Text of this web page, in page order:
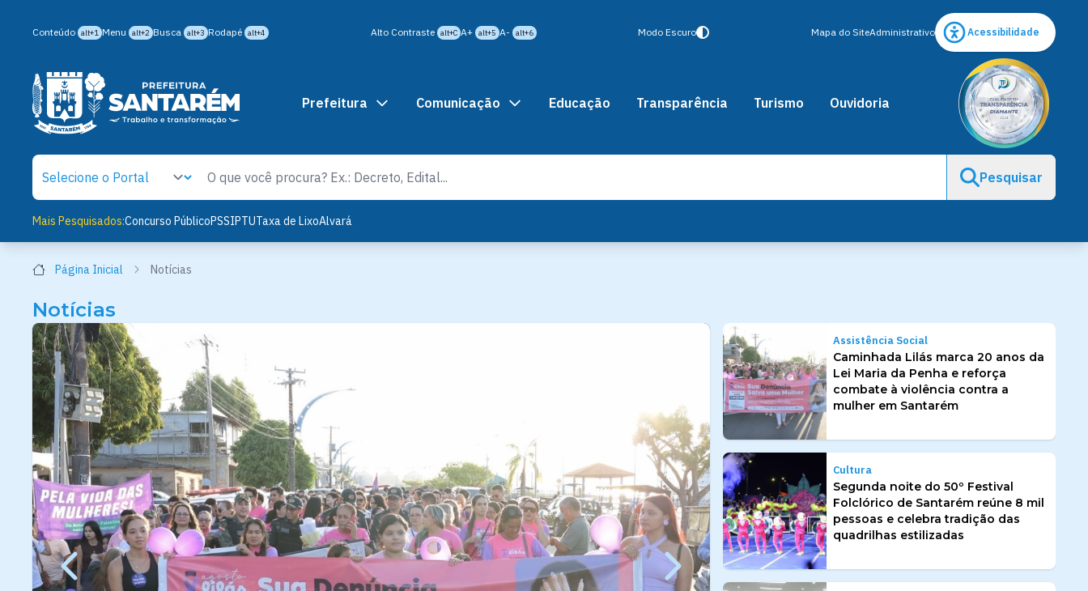
Conteúdo alt+1 Menu alt+2 Busca alt+3 Rodapé alt+4 Alto Contraste alt+C A+ alt+5 A- alt+6 Modo Escuro Mapa do SiteAdministrativo Acessibilidade
Prefeitura Comunicação Educação Transparência Turismo Ouvidoria
Pesquisar
Mais Pesquisados:Concurso PúblicoPSSIPTUTaxa de LixoAlvará
Página Inicial Notícias
Notícias
Assistência Social
Caminhada Lilás marca 20 anos da
Lei Maria da Penha e reforça
combate à violência contra a
mulher em Santarém
Cultura
Segunda noite do 50º Festival
Folclórico de Santarém reúne 8 mil
pessoas e celebra tradição das
quadrilhas estilizadas